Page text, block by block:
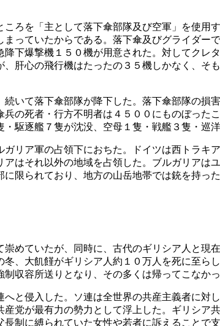
ろを「主として落下傘部隊及び空軍」を使用
っていたからである。落下傘及びグライダ
下爆撃機１５０機が用意された。対してク
肝心の飛行機はたったの３５機しかなく、
いて落下傘部隊が降下した。落下傘部隊の損
の死者・行方不明者は４５００にものぼっ
駆逐艦７隻が沈没、空母１隻・戦艦３隻・巡
リア軍の占領下におちた。ドイツは西トラキ
はそれ以外の地域を占領した。ブルガリア
限られており、地方の山岳地帯では銃を持っ
めていたが、同時に、古代のギリシア人と現
、大飢饉がギリシア人約１０万人を死に至
収容所送りとなり、その多くは帰ってこなかっ
と侵入した。ソ連は全世界の共産主義者に対
党が最有力の勢力として浮上した。ギリシ
制に縛られていた女性や若者に訴えること